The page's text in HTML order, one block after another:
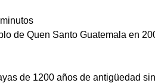
de Quen Santo Guatemala en
de 1200 años de antigüedad